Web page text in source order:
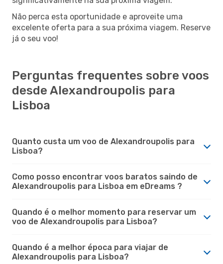
Não perca esta oportunidade e aproveite uma
excelente oferta para a sua próxima viagem. Reserve
já o seu voo!
Perguntas frequentes sobre voos
desde Alexandroupolis para
Lisboa
Quanto custa um voo de Alexandroupolis para
Lisboa?
Como posso encontrar voos baratos saindo de
Alexandroupolis para Lisboa em eDreams ?
Quando é o melhor momento para reservar um
voo de Alexandroupolis para Lisboa?
Quando é a melhor época para viajar de
Alexandroupolis para Lisboa?